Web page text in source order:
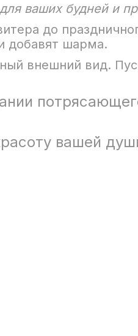
ваших будней и
до
добавят шарма.
внешний вид.
вашей